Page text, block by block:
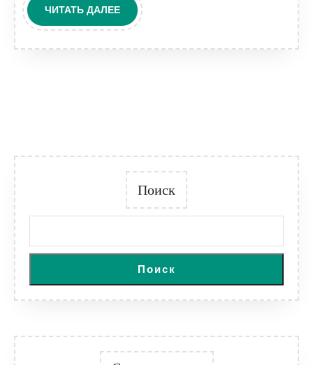
ЧИТАТЬ ДАЛЕЕЧИТАТЬ
ДАЛЕЕ
Поиск
Поиск